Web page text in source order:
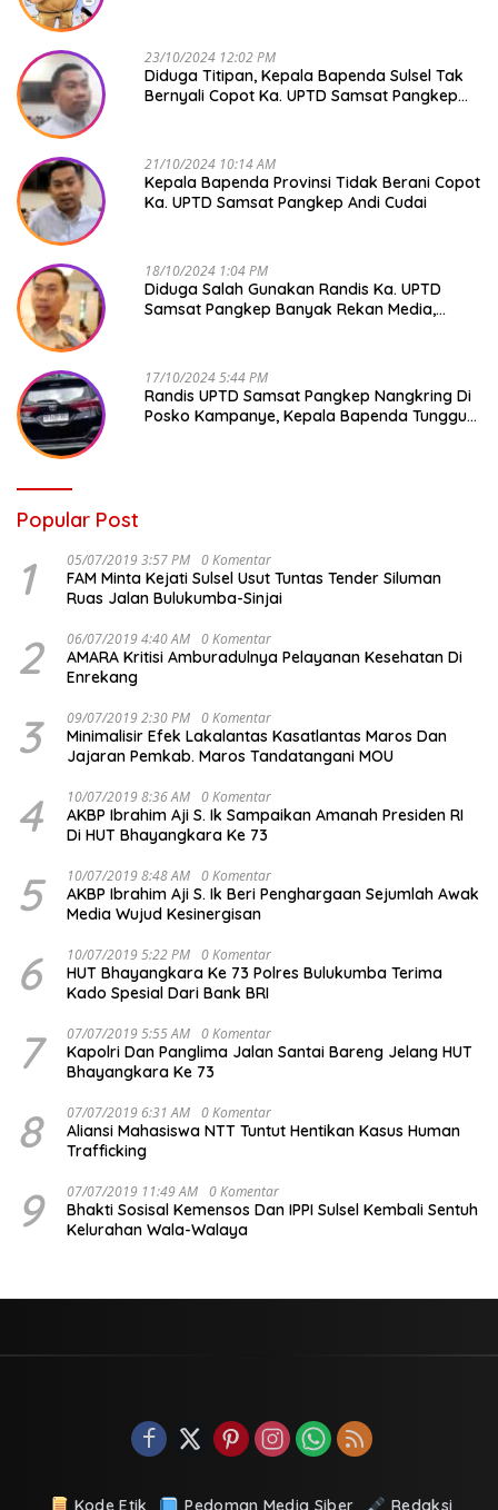
23/10/2024 12:02 PM
Diduga Titipan, Kepala Bapenda Sulsel Tak
Bernyali Copot Ka. UPTD Samsat Pangkep
21/10/2024 10:14 AM
Kepala Bapenda Provinsi Tidak Berani Copot
Ka. UPTD Samsat Pangkep Andi Cudai
18/10/2024 1:04 PM
Diduga Salah Gunakan Randis Ka. UPTD
Samsat Pangkep Banyak Rekan Media,
17/10/2024 5:44 PM
Randis UPTD Samsat Pangkep Nangkring Di
Posko Kampanye, Kepala Bapenda Tunggu
Popular Post
1 05/07/2019 3:57 PM 0 Komentar
FAM Minta Kejati Sulsel Usut Tuntas Tender Siluman
Ruas Jalan Bulukumba-Sinjai
2 06/07/2019 4:40 AM 0 Komentar
AMARA Kritisi Amburadulnya Pelayanan Kesehatan Di
Enrekang
3 09/07/2019 2:30 PM 0 Komentar
Minimalisir Efek Lakalantas Kasatlantas Maros Dan
Jajaran Pemkab. Maros Tandatangani MOU
4 10/07/2019 8:36 AM 0 Komentar
AKBP Ibrahim Aji S. Ik Sampaikan Amanah Presiden RI
Di HUT Bhayangkara Ke 73
5 10/07/2019 8:48 AM 0 Komentar
AKBP Ibrahim Aji S. Ik Beri Penghargaan Sejumlah Awak
Media Wujud Kesinergisan
6 10/07/2019 5:22 PM 0 Komentar
HUT Bhayangkara Ke 73 Polres Bulukumba Terima
Kado Spesial Dari Bank BRI
7 07/07/2019 5:55 AM 0 Komentar
Kapolri Dan Panglima Jalan Santai Bareng Jelang HUT
Bhayangkara Ke 73
8 07/07/2019 6:31 AM 0 Komentar
Aliansi Mahasiswa NTT Tuntut Hentikan Kasus Human
Trafficking
9 07/07/2019 11:49 AM 0 Komentar
Bhakti Sosisal Kemensos Dan IPPI Sulsel Kembali Sentuh
Kelurahan Wala-Walaya
Kode Etik Pedoman Media Siber Redaksi